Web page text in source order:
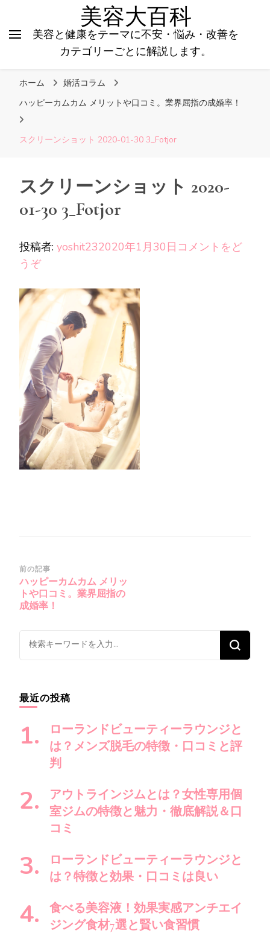
美容大百科
美容と健康をテーマに不安・悩み・改善を
カテゴリーごとに解説します。
ホーム
婚活コラム
ハッピーカムカム メリットや口コミ。業界屈指の成婚率！
スクリーンショット 2020-01-30 3_Fotjor
スクリーンショット 2020-
01-30 3_Fotjor
投稿者: yoshit232020年1月30日 コメントをど
うぞ(ス
リ
ー
シ
ョ
ッ
ト
2020-
01-
30
3_Fotjor)
投
稿
ナ
ゲ
ー
ョ
ン
前の記事
ハッピーカムカム メリッ
トや口コミ。業界屈指の
成婚率！
な
に
お
探
し
で
?
最近の投稿
ローランドビューティーラウンジと
は？メンズ脱毛の特徴・口コミと評
判
アウトラインジムとは？女性専用個
室ジムの特徴と魅力・徹底解説＆口
コミ
ローランドビューティーラウンジと
は？特徴と効果・口コミは良い
食べる美容液！効果実感アンチエイ
ジング食材7選と賢い食習慣